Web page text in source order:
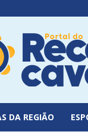
DA REGIÃO